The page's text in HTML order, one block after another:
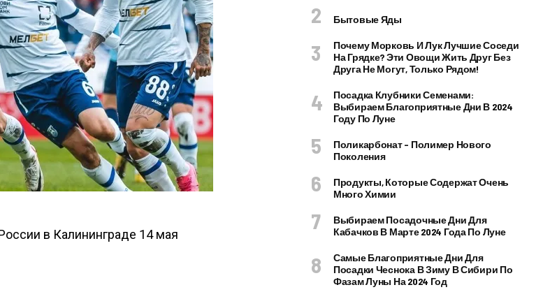
Бытовые Яды
Почему Морковь И Лук Лучшие Соседи
На Грядке? Эти Овощи Жить Друг Без
Друга Не Могут, Только Рядом!
Посадка Клубники Семенами:
Выбираем Благоприятные Дни В 2024
Году По Луне
Поликарбонат – Полимер Нового
Поколения
Продукты, Которые Содержат Очень
Много Химии
Выбираем Посадочные Дни Для
Кабачков В Марте 2024 Года По Луне
Самые Благоприятные Дни Для
Посадки Чеснока В Зиму В Сибири По
Фазам Луны На 2024 Год